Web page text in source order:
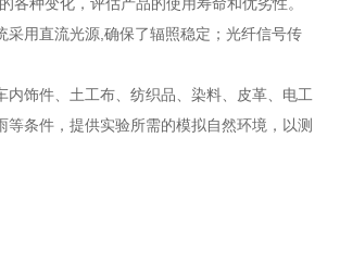
用直流光源,确保了辐照稳定；光纤信号传
饰件、土工布、纺织品、染料、皮革、电工
条件，提供实验所需的模拟自然环境，以测